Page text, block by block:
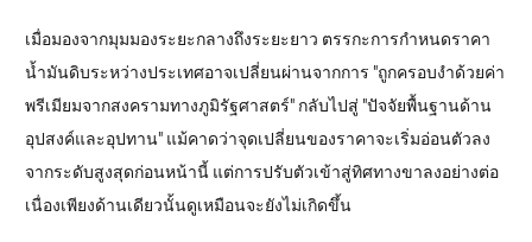
เมื่อมองจากมุมมองระยะกลางถึงระยะยาว ตรรกะการกำหนดราคา
น้ำมันดิบระหว่างประเทศอาจเปลี่ยนผ่านจากการ "ถูกครอบงำด้วยค่า
พรีเมียมจากสงครามทางภูมิรัฐศาสตร์" กลับไปสู่ "ปัจจัยพื้นฐานด้าน
อุปสงค์และอุปทาน" แม้คาดว่าจุดเปลี่ยนของราคาจะเริ่มอ่อนตัวลง
จากระดับสูงสุดก่อนหน้านี้ แต่การปรับตัวเข้าสู่ทิศทางขาลงอย่างต่อ
เนื่องเพียงด้านเดียวนั้นดูเหมือนจะยังไม่เกิดขึ้น